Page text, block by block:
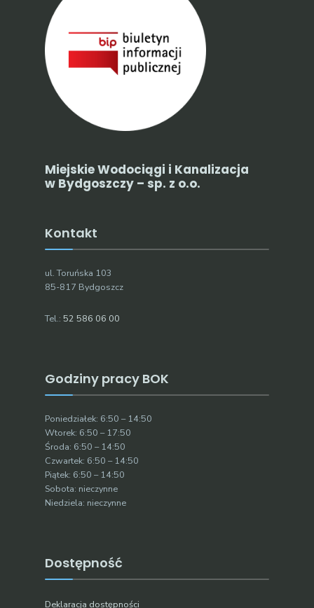
Miejskie Wodociągi i Kanalizacja
w Bydgoszczy – sp. z o.o.
Kontakt
ul. Toruńska 103
85-817 Bydgoszcz
Tel.: 52 586 06 00
Godziny pracy BOK
Poniedziałek: 6:50 – 14:50
Wtorek: 6:50 – 17:50
Środa: 6:50 – 14:50
Czwartek: 6:50 – 14:50
Piątek: 6:50 – 14:50
Sobota: nieczynne
Niedziela: nieczynne
Dostępność
Deklaracja dostępności